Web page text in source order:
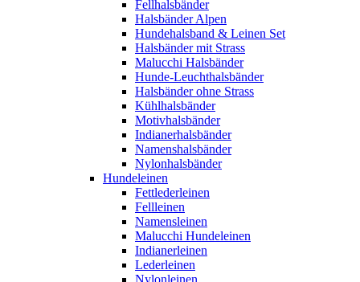
Fellhalsbänder
Halsbänder Alpen
Hundehalsband & Leinen Set
Halsbänder mit Strass
Malucchi Halsbänder
Hunde-Leuchthalsbänder
Halsbänder ohne Strass
Kühlhalsbänder
Motivhalsbänder
Indianerhalsbänder
Namenshalsbänder
Nylonhalsbänder
Hundeleinen
Fettlederleinen
Fellleinen
Namensleinen
Malucchi Hundeleinen
Indianerleinen
Lederleinen
Nylonleinen